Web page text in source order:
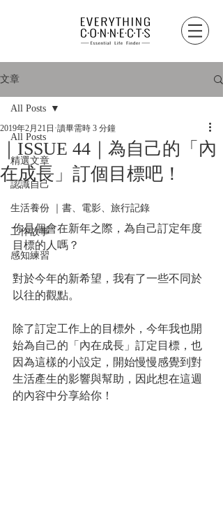
文章
All Posts
精選文章
認識自己
生活養份 ｜書、電影、旅行記錄
工作故事
感知練習
All Posts
｜ISSUE 44｜為自己的「內
在成長」訂個目標吧！
2019年2月21日 讀畢需時 3 分鐘
你是個會在新年之際，為自己訂定年度
目標的人嗎？
對於今年的新希望，我有了一些不同於
以往的觀點。
除了訂定工作上的目標外，今年我也開
始為自己的「內在成長」訂定目標，也
因為這樣的小設定，開始慢慢感覺到對
生活產生的影響與幫助，因此想在這週
的內容中分享給你！